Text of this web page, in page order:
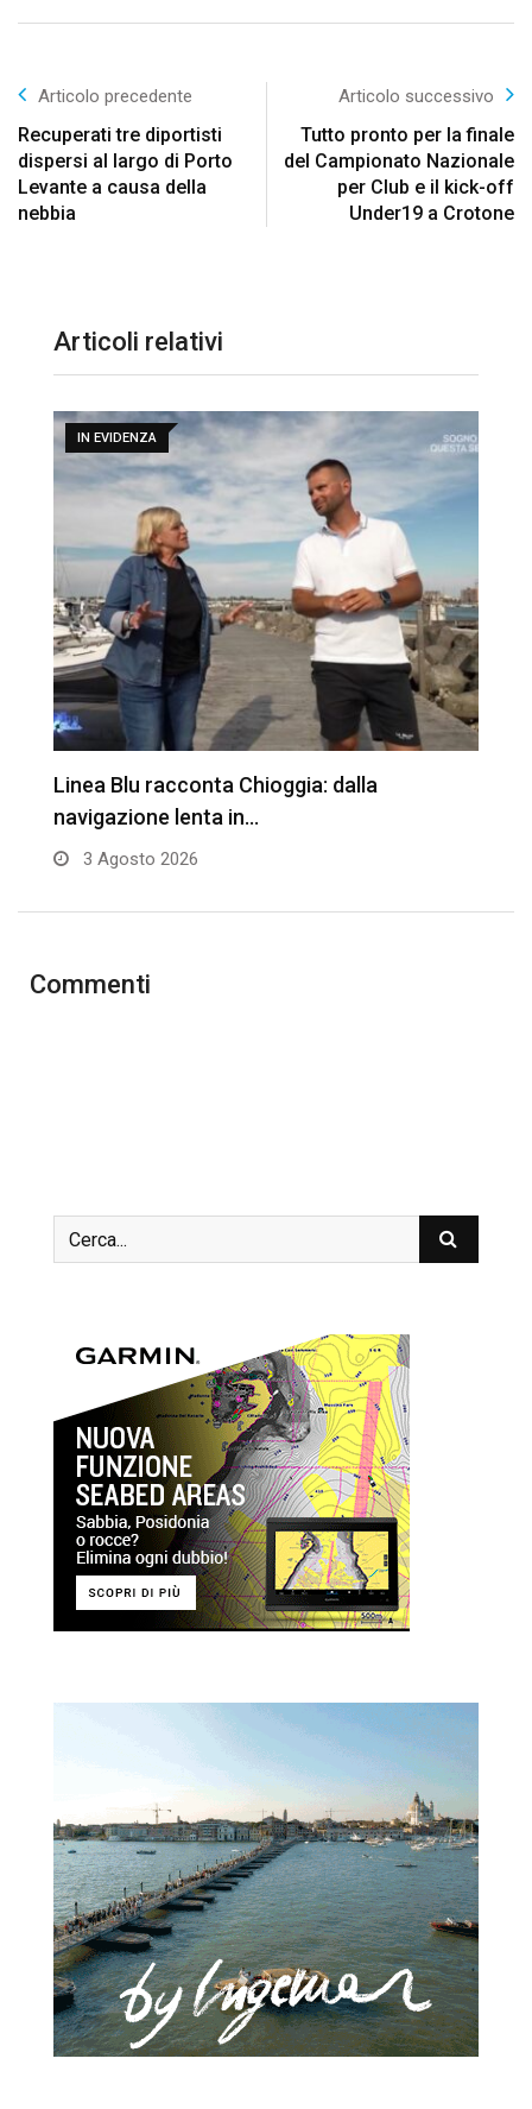
Articolo precedente
Recuperati tre diportisti
dispersi al largo di Porto
Levante a causa della
nebbia
Articolo successivo
Tutto pronto per la finale
del Campionato Nazionale
per Club e il kick-off
Under19 a Crotone
Articoli relativi
IN EVIDENZA
Linea Blu racconta Chioggia: dalla
navigazione lenta in…
3 Agosto 2026
Commenti